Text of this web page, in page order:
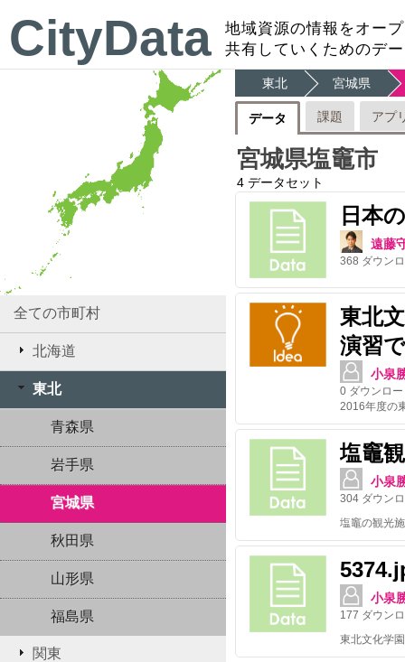
CityData
地域資源の情報をオー
共有していくためのデ
全ての市町村
北海道
東北
青森県
岩手県
宮城県
秋田県
山形県
福島県
関東
東北 宮城県
データ 課題 アプ
宮城県塩竈市
4 データセット
日本
遠藤
368 ダウン
東北
演習
小泉
0 ダウンロ
塩竈
小泉
304 ダウン
塩竈の観光
小泉
177 ダウン
東北文化学